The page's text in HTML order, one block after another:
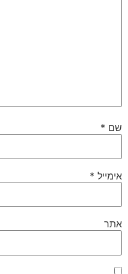
שם *
אימייל *
אתר